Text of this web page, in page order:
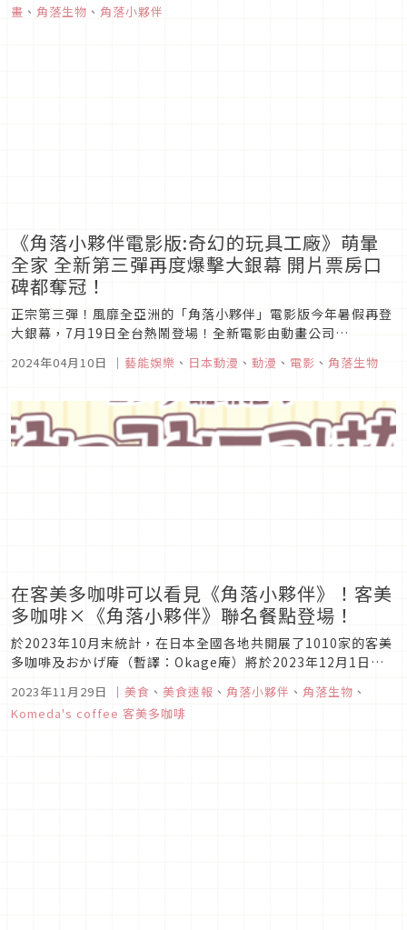
真是可愛度爆表！全新的玩具造型讓暑假即將上映的《角落小夥
畫 、 角落生物 、 角落小夥伴
《角落小夥伴電影版:奇幻的玩具工廠》萌暈
全家 全新第三彈再度爆擊大銀幕 開片票房口
碑都奪冠！
正宗第三彈！風靡全亞洲的「角落小夥伴」電影版今年暑假再登
大銀幕，7月19日全台熱鬧登場！全新電影由動畫公司
田ハズム執導、並邀請《角落小夥伴電影版：魔法繪本的新朋
述角落小夥伴意外在森林...
2024年04月10日 ｜ 藝能娛樂 、 日本動漫 、 動漫 、 電影 、 角落生物
在客美多咖啡可以看見《角落小夥伴》！客美
多咖啡×《角落小夥伴》聯名餐點登場！
於2023年10月末統計，在日本全國各地共開展了1010家的客美
多咖啡及おかげ庵（暫譯：Okage庵）將於2023年12月1日開
小夥伴》的原創貼紙外，也會有原創的小卡片呢！
2023年11月29日 ｜ 美食 、 美食速報 、 角落小夥伴 、 角落生物 、
Komeda's coffee 客美多咖啡